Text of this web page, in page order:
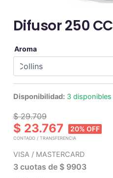
Difusor 250 CC
Aroma
Disponibilidad: 3 disponibles
$ 29.709
$ 23.767 20% OFF
CONTADO / TRANSFERENCIA
VISA / MASTERCARD
3 cuotas de $ 9903
Difusor
250
CC
cantidad